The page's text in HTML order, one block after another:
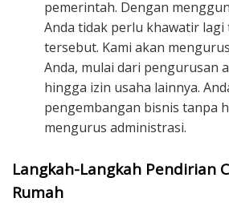
pemerintah. Dengan
Anda tidak perlu khawatir lagi
tersebut. Kami akan
Anda, mulai dari pengurusan
hingga izin usaha lainnya.
pengembangan bisnis tanpa
mengurus administrasi.
Langkah-Langkah Pendirian
Rumah